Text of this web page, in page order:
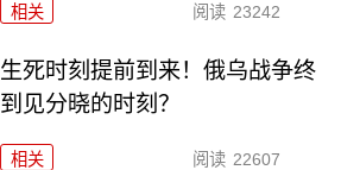
相关 阅读 23242
生死时刻提前到来！俄乌战争终
到见分晓的时刻？
相关 阅读 22607